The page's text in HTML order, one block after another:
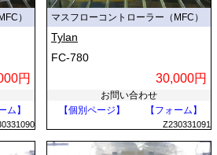
）
円
ム】
マスフローコントローラー（MFC）
Tylan
FC-780
30,000円
お問い合わせ
【個別ページ】
【フォーム】
Z230331091